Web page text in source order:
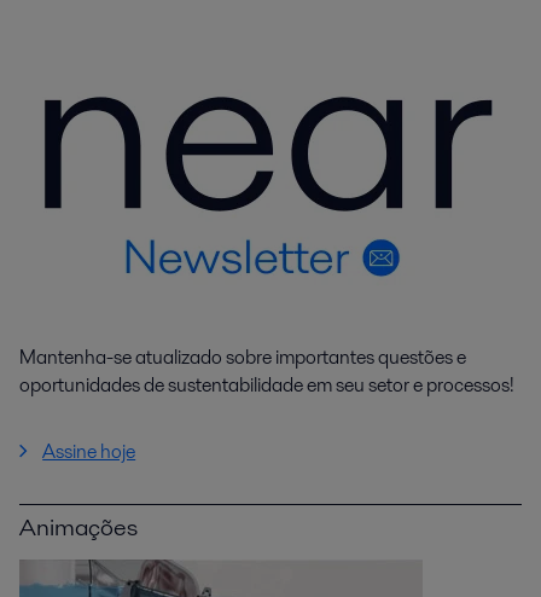
Mantenha-se atualizado sobre importantes questões e
oportunidades de sustentabilidade em seu setor e processos!
Assine hoje
Animações